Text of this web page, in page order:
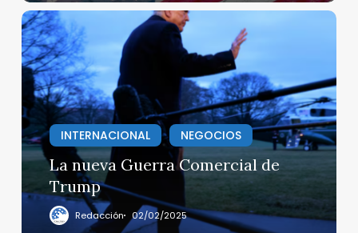
La
nueva
Guerra
Comercial
de
Trump
INTERNACIONAL
NEGOCIOS
La nueva Guerra Comercial de
Trump
Redacción 02/02/2025